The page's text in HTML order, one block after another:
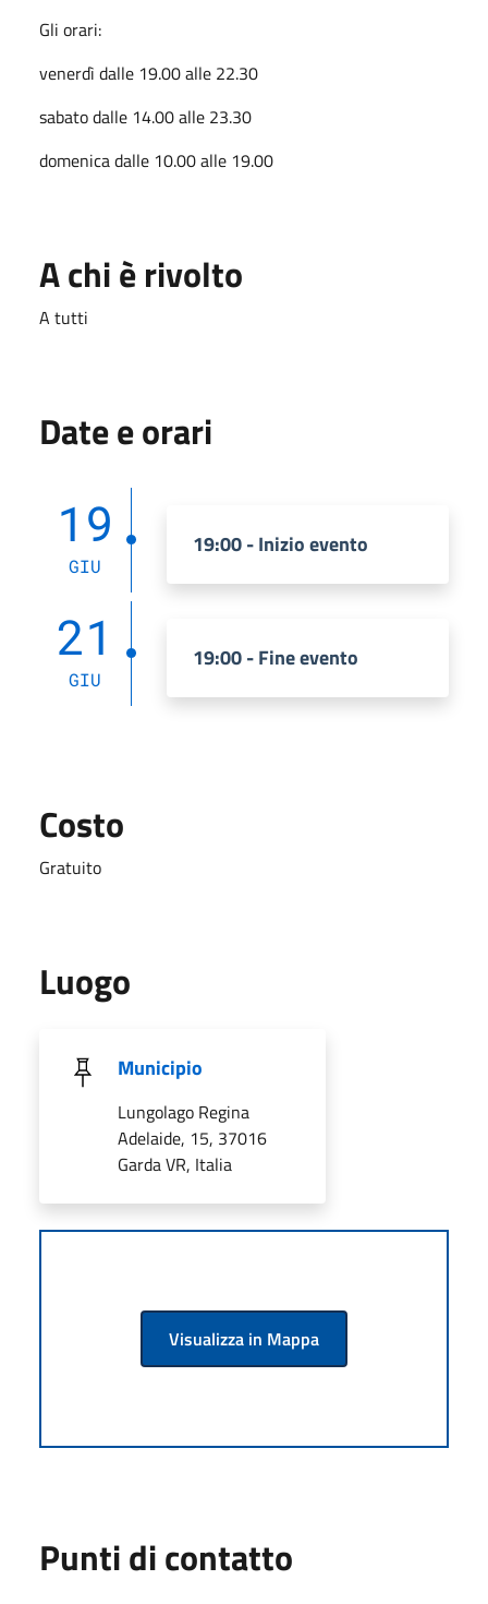
Gli orari:
venerdì dalle 19.00 alle 22.30
sabato dalle 14.00 alle 23.30
domenica dalle 10.00 alle 19.00
A chi è rivolto
A tutti
Date e orari
19
GIU
19:00 - Inizio evento
21
GIU
19:00 - Fine evento
Costo
Gratuito
Luogo
Municipio
Lungolago Regina
Adelaide, 15, 37016
Garda VR, Italia
Visualizza in Mappa
Punti di contatto